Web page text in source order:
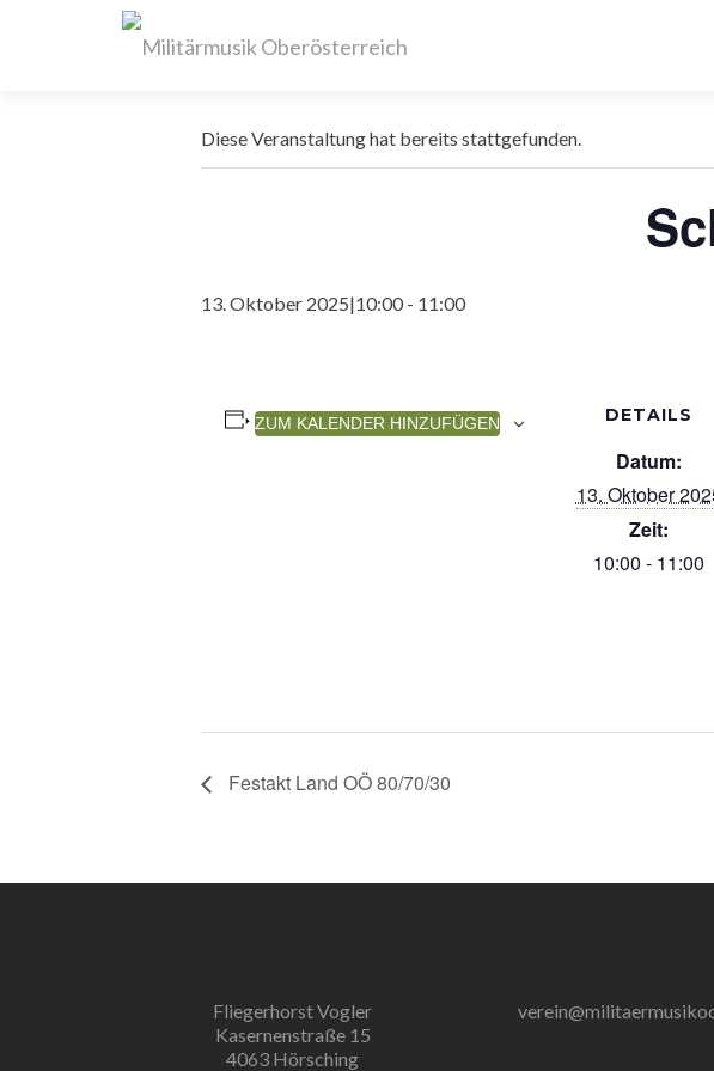
Diese Veranstaltung hat bereits stattgefunden.
13. Oktober 2025|10:00 - 11:00
ZUM KALENDER HINZUFÜGEN DETAILS
Datum:
13. Oktober
Zeit:
10:00 - 11:00
Festakt Land OÖ 80/70/30
Fliegerhorst Vogler
Kasernenstraße 15
4063 Hörsching